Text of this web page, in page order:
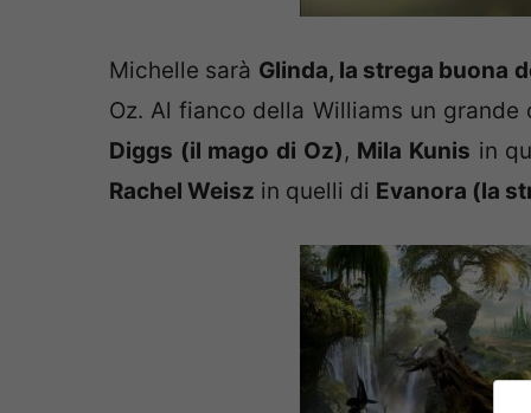
Michelle sarà Glinda, la strega buona
Oz. Al fianco della Williams un
Diggs (il mago di Oz), Mila Kunis in
Rachel Weisz in quelli di Evanora (la